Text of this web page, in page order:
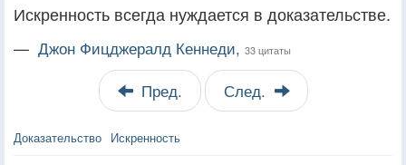
Искренность всегда нуждается в доказательстве.
— Джон Фицджералд Кеннеди, 33 цитаты
Пред. След.
Доказательство Искренность